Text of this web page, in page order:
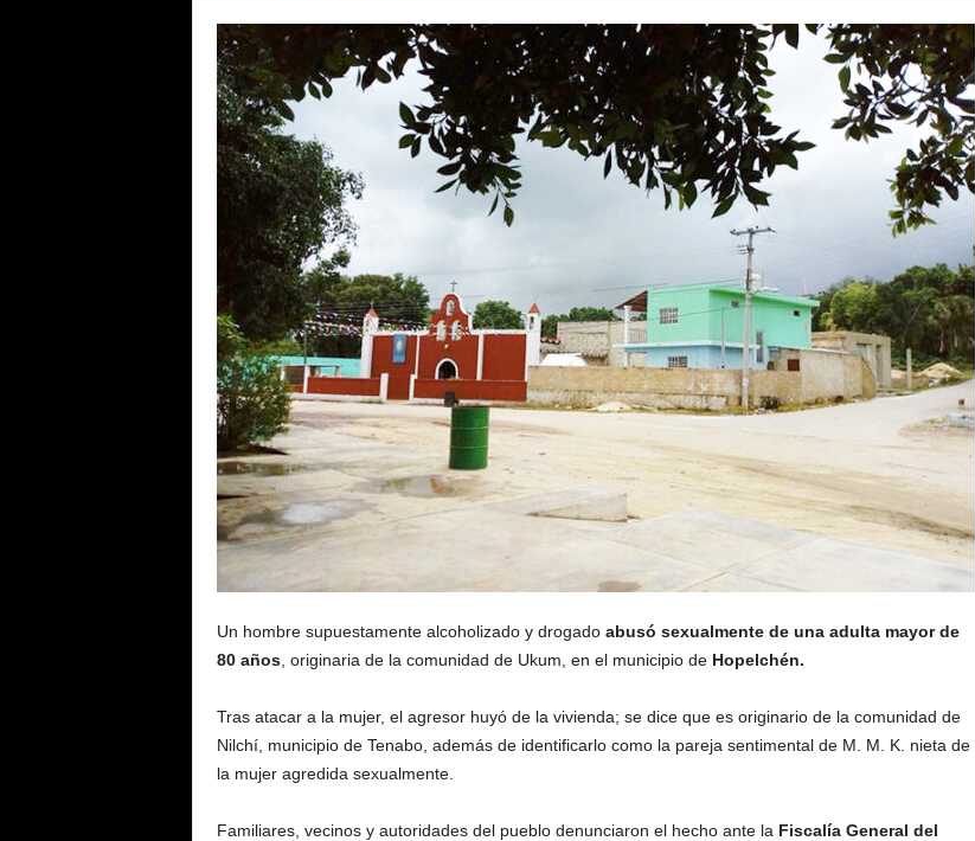
Un hombre supuestamente alcoholizado y drogado abusó sexualmente de una adulta mayor de
80 años, originaria de la comunidad de Ukum, en el municipio deHopelchén.
Tras atacar a la mujer, el agresor huyó de la vivienda; se dice que es originario de la comunidad de
Nilchí, municipio de Tenabo, además de identificarlo como la pareja sentimental de M. M. K. nieta de
la mujer agredida sexualmente.
Familiares, vecinos y autoridades del pueblo denunciaron el hecho ante la Fiscalía General del